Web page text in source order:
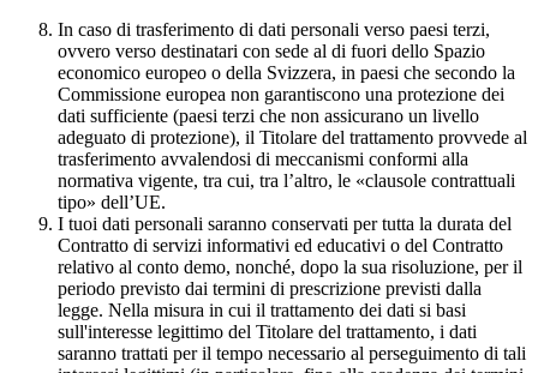
In caso di trasferimento di dati personali verso paesi terzi,
ovvero verso destinatari con sede al di fuori dello Spazio
economico europeo o della Svizzera, in paesi che secondo la
Commissione europea non garantiscono una protezione dei
dati sufficiente (paesi terzi che non assicurano un livello
adeguato di protezione), il Titolare del trattamento provvede al
trasferimento avvalendosi di meccanismi conformi alla
normativa vigente, tra cui, tra l’altro, le «clausole contrattuali
tipo» dell’UE.
I tuoi dati personali saranno conservati per tutta la durata del
Contratto di servizi informativi ed educativi o del Contratto
relativo al conto demo, nonché, dopo la sua risoluzione, per il
periodo previsto dai termini di prescrizione previsti dalla
legge. Nella misura in cui il trattamento dei dati si basi
sull'interesse legittimo del Titolare del trattamento, i dati
saranno trattati per il tempo necessario al perseguimento di tali